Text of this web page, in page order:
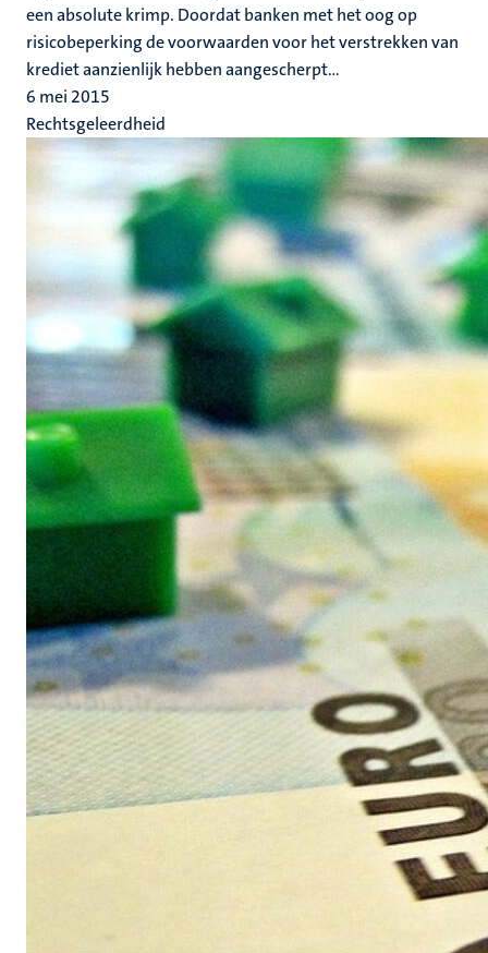
een absolute krimp. Doordat banken met het oog op
risicobeperking de voorwaarden voor het verstrekken van
krediet aanzienlijk hebben aangescherpt...
6 mei 2015
Rechtsgeleerdheid